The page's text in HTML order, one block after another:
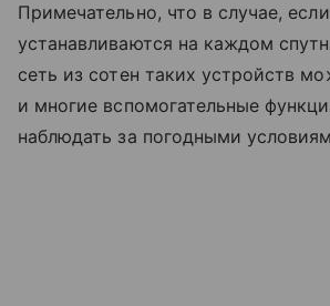
Примечательно, что в случае,
устанавливаются на каждом
сеть из сотен таких устройств
и многие вспомогательные
наблюдать за погодными